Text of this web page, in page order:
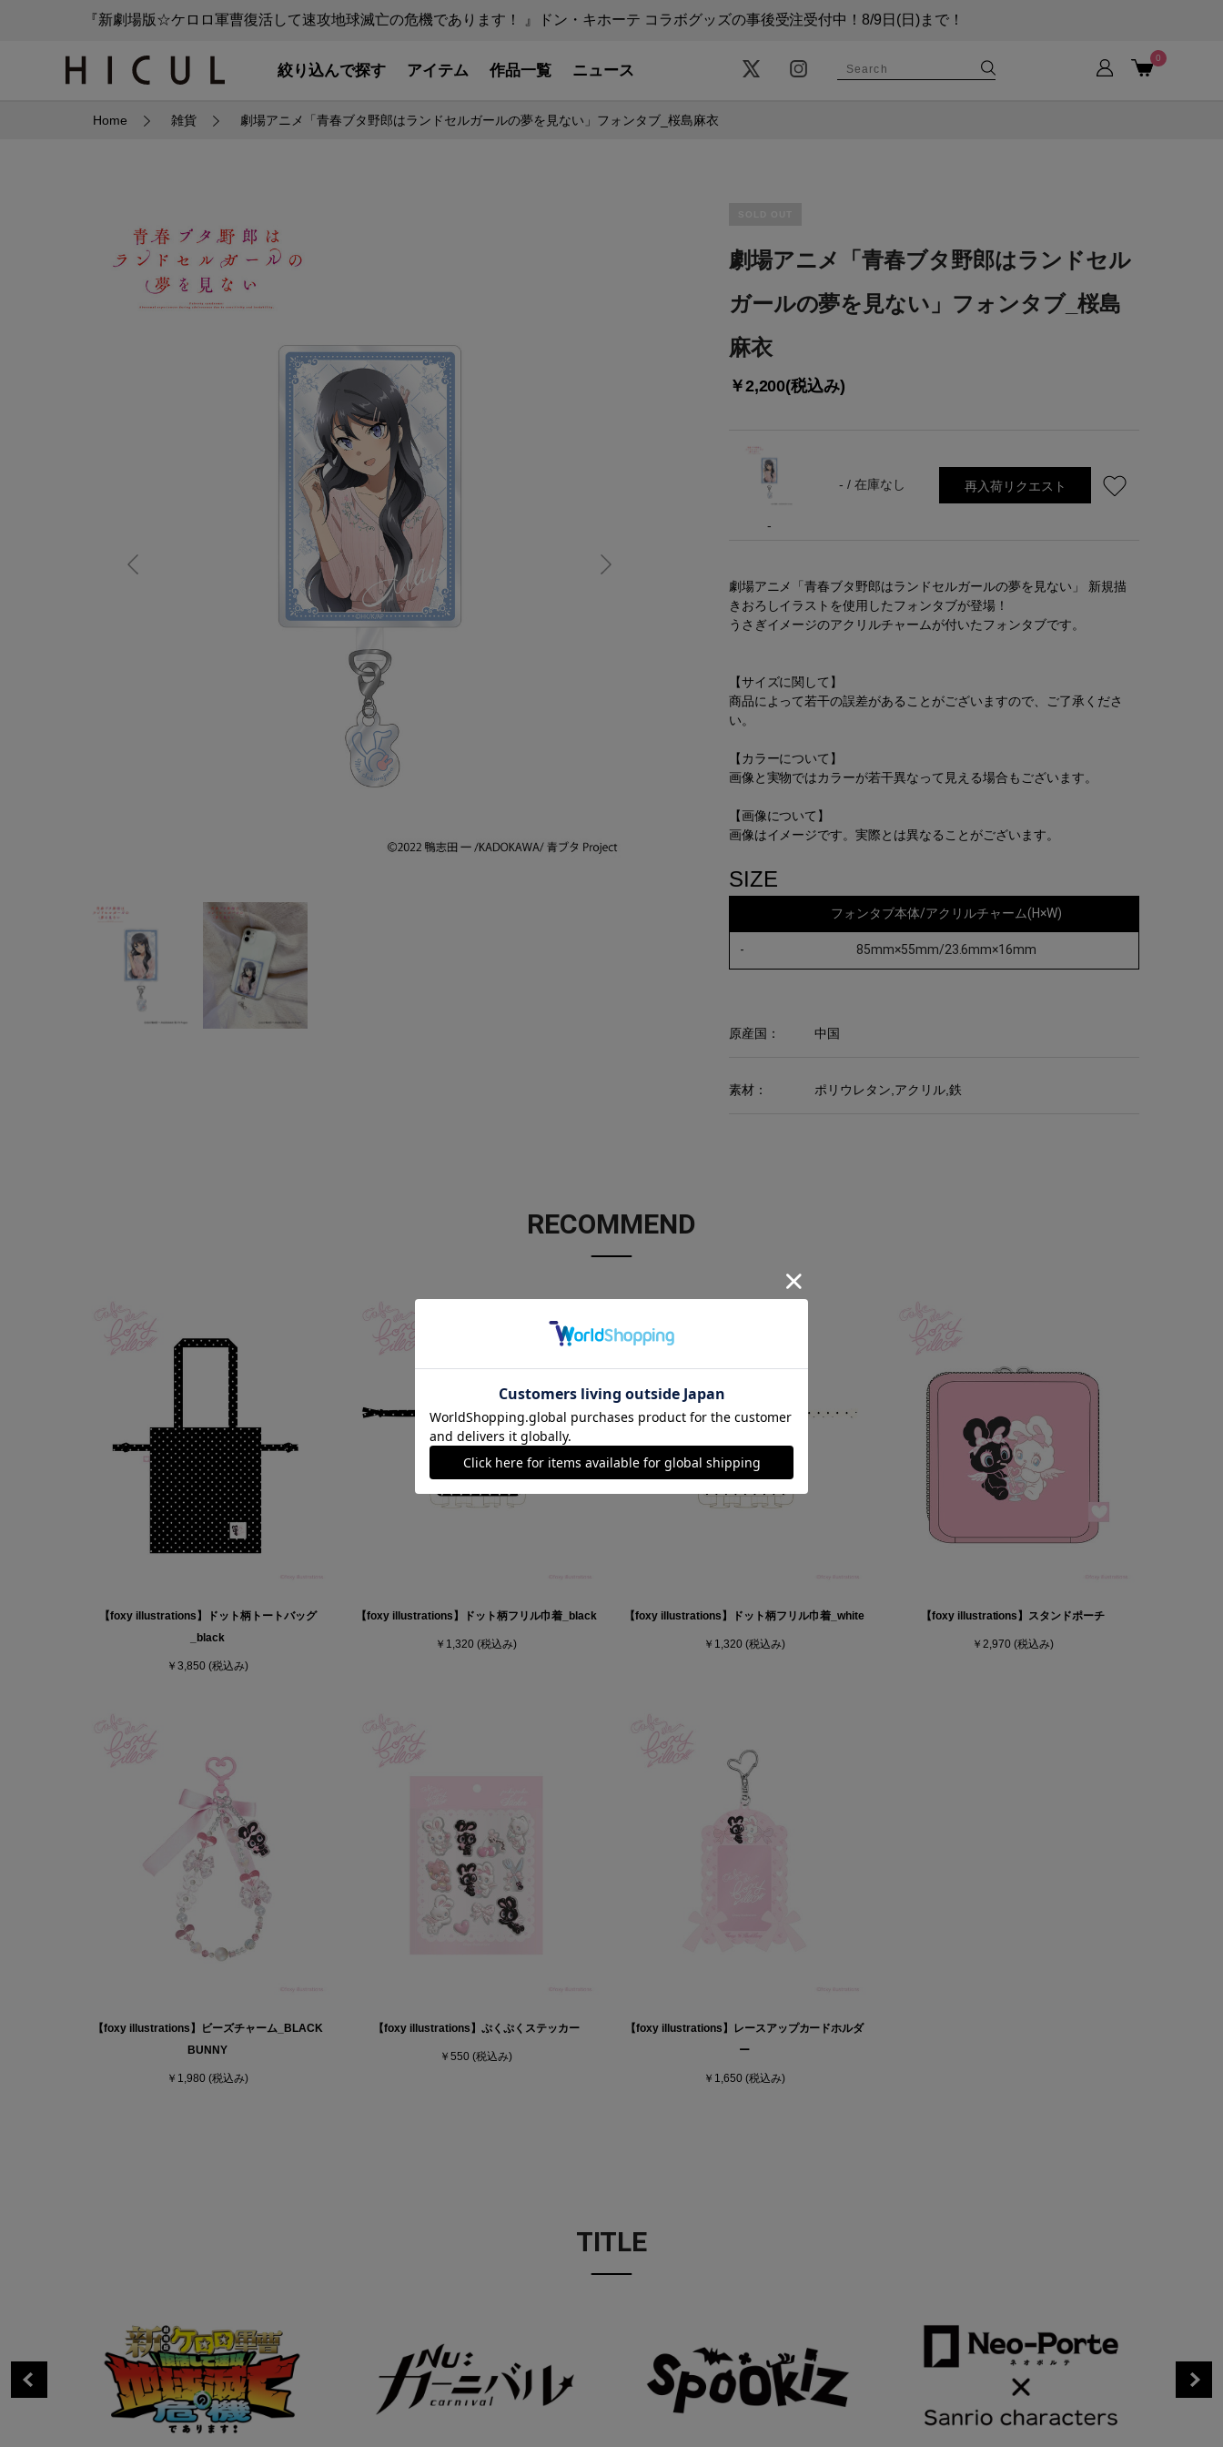
『新劇場版☆ケロロ軍曹復活して速攻地球滅亡の危機であります！ 』ドン・キホーテ コラボグッズの事後受注受付中！8/9日(日)まで！
絞り込んで探す アイテム 作品一覧 ニュース
0
Home 雑貨 劇場アニメ「青春ブタ野郎はランドセルガールの夢を見ない」フォンタブ_桜島麻衣
劇場アニメ「青春ブタ野郎はランドセル
ガールの夢を見ない」フォンタブ_桜島
麻衣
￥2,200(税込み)
-
- / 在庫なし 再入荷リクエスト
劇場アニメ「青春ブタ野郎はランドセルガールの夢を見ない」 新規描
きおろしイラストを使用したフォンタブが登場！
うさぎイメージのアクリルチャームが付いたフォンタブです。
【サイズに関して】
商品によって若干の誤差があることがございますので、ご了承くださ
い。
【カラーについて】
画像と実物ではカラーが若干異なって見える場合もございます。
【画像について】
画像はイメージです。実際とは異なることがございます。
SIZE
フォンタブ本体/アクリルチャーム(H×W)
- 85mm×55mm/23.6mm×16mm
原産国： 中国
素材： ポリウレタン,アクリル,鉄
RECOMMEND
【foxy illustrations】ドット柄トートバッグ
_black
￥3,850(税込み)
【foxy illustrations】ドット柄フリル巾着_black
￥1,320(税込み)
【foxy illustrations】ドット柄フリル巾着_white
￥1,320(税込み)
【foxy illustrations】スタンドポーチ
￥2,970 (税込み)
【foxy illustrations】ビーズチャーム_BLACK
BUNNY
￥1,980(税込み)
【foxy illustrations】ぷくぷくステッカー
￥550(税込み)
【foxy illustrations】レースアップカードホルダ
ー
￥1,650(税込み)
TITLE